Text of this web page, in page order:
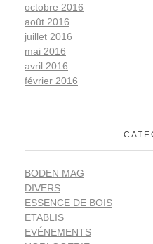
octobre 2016
août 2016
juillet 2016
mai 2016
avril 2016
février 2016
BODEN MAG
DIVERS
ESSENCE DE BOIS
ETABLIS
EVÉNEMENTS